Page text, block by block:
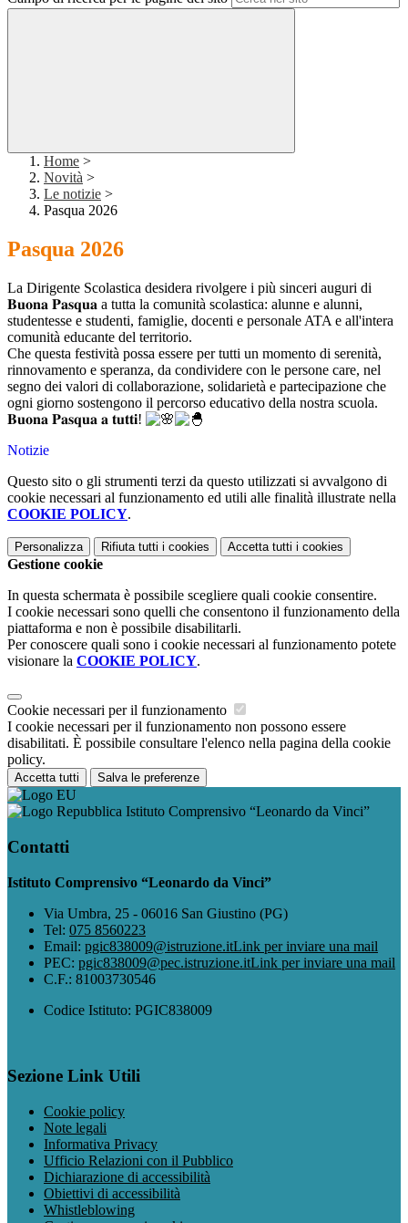
Home >
Novità >
Le notizie >
Pasqua 2026
Pasqua 2026
La Dirigente Scolastica desidera rivolgere i più sinceri auguri di
𝐁𝐮𝐨𝐧𝐚 𝐏𝐚𝐬𝐪𝐮𝐚 a tutta la comunità scolastica: alunne e alunni,
studentesse e studenti, famiglie, docenti e personale ATA e all'intera
comunità educante del territorio.
Che questa festività possa essere per tutti un momento di serenità,
rinnovamento e speranza, da condividere con le persone care, nel
segno dei valori di collaborazione, solidarietà e partecipazione che
ogni giorno sostengono il percorso educativo della nostra scuola.
𝐁𝐮𝐨𝐧𝐚 𝐏𝐚𝐬𝐪𝐮𝐚 𝐚 𝐭𝐮𝐭𝐭𝐢!
Notizie
Questo sito o gli strumenti terzi da questo utilizzati si avvalgono di
cookie necessari al funzionamento ed utili alle finalità illustrate nella
COOKIE POLICY.
Personalizza Rifiuta tutti i cookies Accetta tutti i cookies
Gestione cookie
In questa schermata è possibile scegliere quali cookie consentire.
I cookie necessari sono quelli che consentono il funzionamento della
piattaforma e non è possibile disabilitarli.
Per conoscere quali sono i cookie necessari al funzionamento potete
visionare la COOKIE POLICY.
Cookie necessari per il funzionamento
I cookie necessari per il funzionamento non possono essere
disabilitati. È possibile consultare l'elenco nella pagina della cookie
policy.
Accetta tutti Salva le preferenze
Istituto Comprensivo “Leonardo da Vinci”
Contatti
Istituto Comprensivo “Leonardo da Vinci”
Via Umbra, 25 - 06016 San Giustino (PG)
Tel: 075 8560223
Email: pgic838009@istruzione.itLink per inviare una mail
PEC: pgic838009@pec.istruzione.itLink per inviare una mail
C.F.: 81003730546
Codice Istituto: PGIC838009
Sezione Link Utili
Cookie policy
Note legali
Informativa Privacy
Ufficio Relazioni con il Pubblico
Dichiarazione di accessibilità
Obiettivi di accessibilità
Whistleblowing